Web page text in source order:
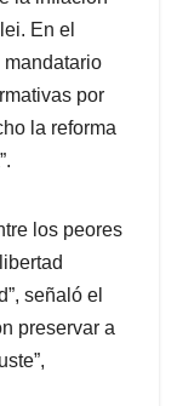
En el
por
la reforma
los peores
señaló el
preservar a